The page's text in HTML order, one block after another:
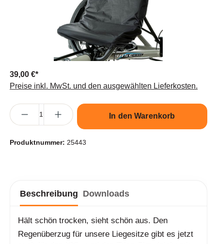
39,00 €*
Preise inkl. MwSt. und den ausgewählten Lieferkosten.
Produkt Anzahl: Gib den gewünschten Wert ein oder benutze
In den Warenkorb
Produktnummer: 25443
Beschreibung Downloads
Hält schön trocken, sieht schön aus. Den
Regenüberzug für unsere Liegesitze gibt es jetzt